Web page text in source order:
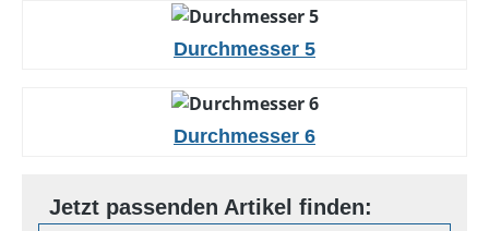
Durchmesser 5
Durchmesser 6